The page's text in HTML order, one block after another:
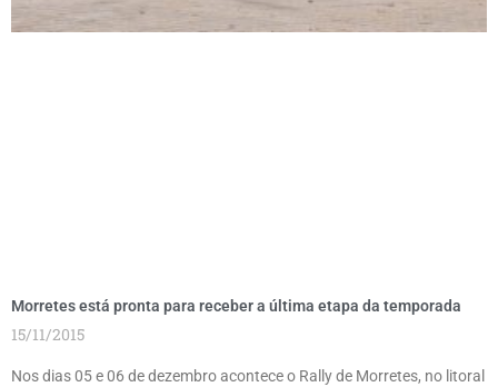
Morretes está pronta para receber a última etapa da temporada
15/11/2015
Nos dias 05 e 06 de dezembro acontece o Rally de Morretes, no litoral